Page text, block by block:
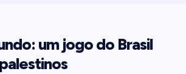
um jogo do Brasil